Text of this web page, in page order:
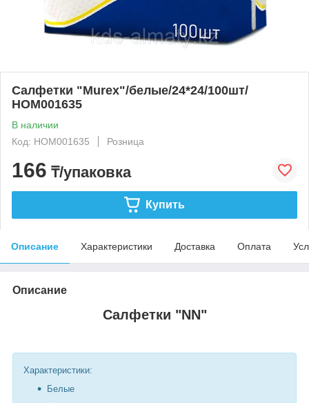
Салфетки "Murex"/белые/24*24/100шт/
НОМ001635
В наличии
Код: НОМ001635
Розница
166 ₸/упаковка
Купить
Описание Характеристики Доставка Оплата
Описание
Салфетки "NN"
Характеристики:
Белые